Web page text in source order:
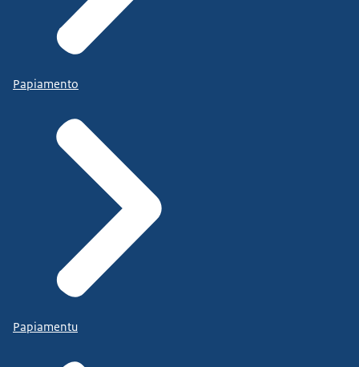
Papiamento
Papiamentu